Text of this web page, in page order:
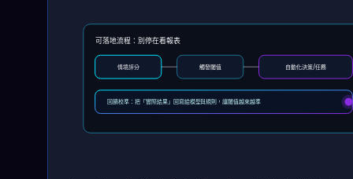
可落地流程：別停在看報表
情境評分 觸發閾值 自動化決策/任務
回饋校準：把「實際結果」回寫給模型與規則，讓閾值越來越準